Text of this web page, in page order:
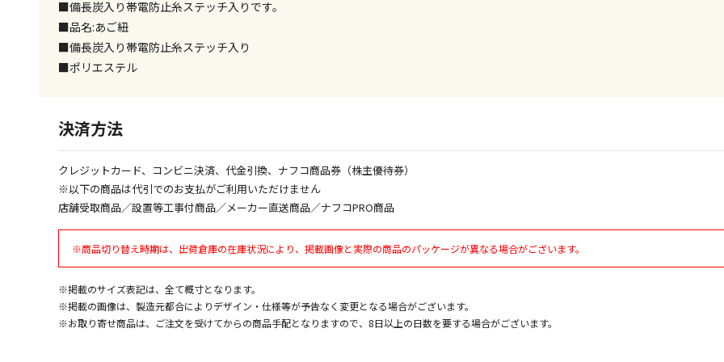
設置工事代
■備長炭入り帯電防止糸ステッチ入りです。
■品名:あご紐
■備長炭入り帯電防止糸ステッチ入り
■ポリエステル
決済方法
クレジットカード、コンビニ決済、代金引換、ナフコ商品券（株主優待券）
※以下の商品は代引でのお支払がご利用いただけません
店舗受取商品／設置等工事付商品／メーカー直送商品／ナフコPRO商品
※商品切り替え時期は、出荷倉庫の在庫状況により、掲載画像と実際の商品のパッケージが異なる場合がございます。
※掲載のサイズ表記は、全て概寸となります。
※掲載の画像は、製造元都合によりデザイン・仕様等が予告なく変更となる場合がございます。
※お取り寄せ商品は、ご注文を受けてからの商品手配となりますので、8日以上の日数を要する場合がございます。